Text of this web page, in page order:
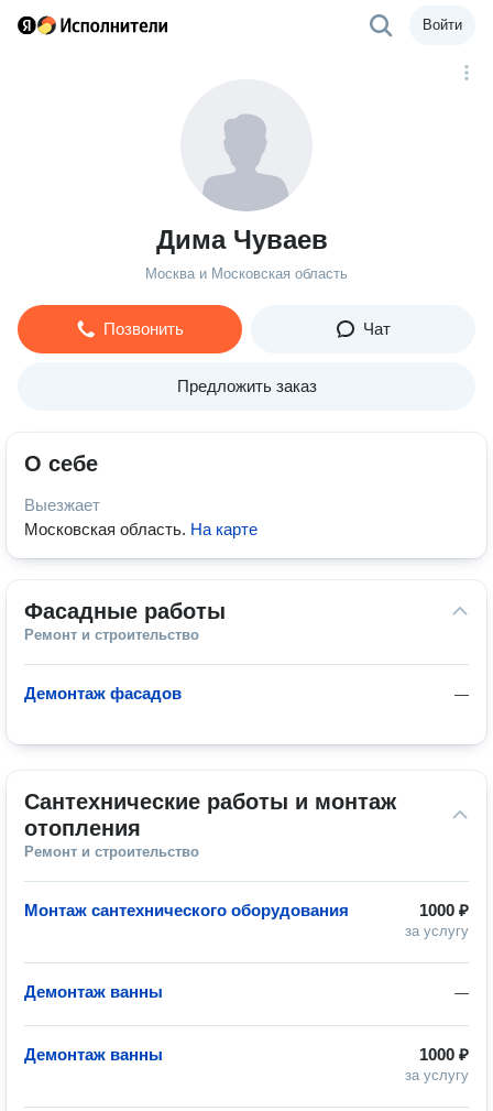
Войти
Дима Чуваев
Москва и Московская область
Позвонить Чат
Предложить заказ
О себе
Выезжает
Московская область. На карте
Фасадные работы
Ремонт и строительство
—
Демонтаж фасадов
Сантехнические работы и монтаж
отопления
Ремонт и строительство
1000 ₽
за услугу
Монтаж сантехнического оборудования
—
Демонтаж ванны
1000 ₽
за услугу
Демонтаж ванны